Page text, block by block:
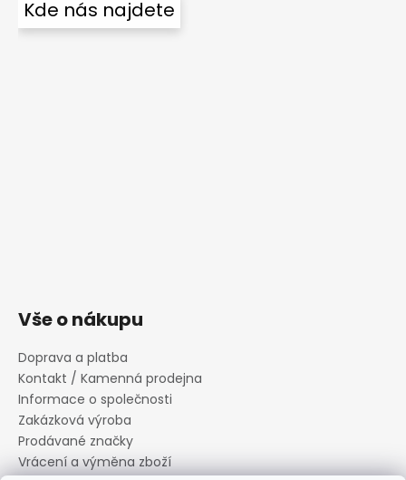
Kde nás najdete
Vše o nákupu
Doprava a platba
Kontakt / Kamenná prodejna
Informace o společnosti
Zakázková výroba
Prodávané značky
Vrácení a výměna zboží